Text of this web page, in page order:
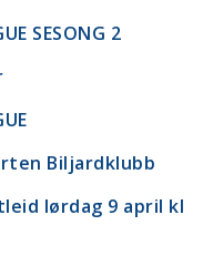
SESONG 2
Biljardklubb
lørdag 9 april kl